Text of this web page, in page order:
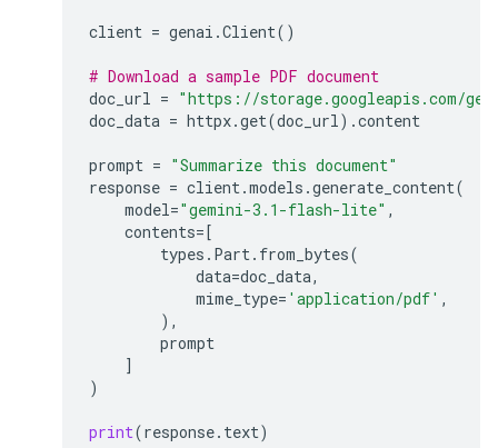
client = genai .Client()
# Download a sample PDF document
doc_url = "https://storage.googleapis.com/
doc_data = httpx.get(doc_url) .content
prompt = "Summarize this document"
response = client.models .generate_content(
model="gemini-3.1-flash-lite" ,
contents=[
types . Part. from_bytes(
data=doc_data,
mime_type= 'application/pdf' ,
),
prompt
]
)
print(response. text)